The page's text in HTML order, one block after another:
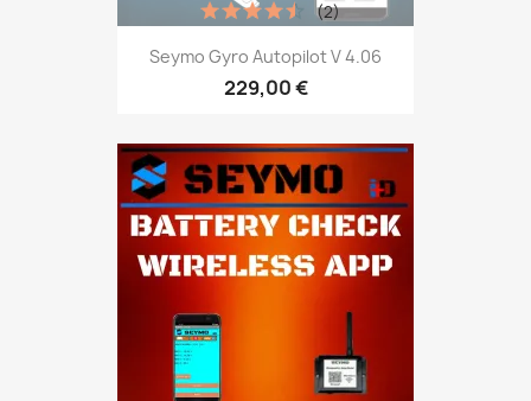
Seymo Gyro Autopilot V 4.06
229,00 €
(2)